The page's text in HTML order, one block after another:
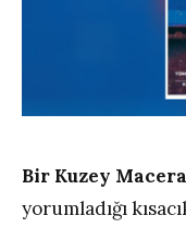
Bir Kuzey
yorumladığı